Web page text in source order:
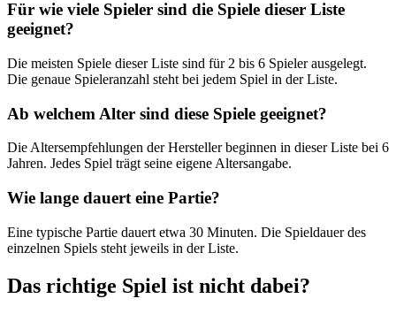
Für wie viele Spieler sind die Spiele dieser Liste
geeignet?
Die meisten Spiele dieser Liste sind für 2 bis 6 Spieler ausgelegt.
Die genaue Spieleranzahl steht bei jedem Spiel in der Liste.
Ab welchem Alter sind diese Spiele geeignet?
Die Altersempfehlungen der Hersteller beginnen in dieser Liste bei 6
Jahren. Jedes Spiel trägt seine eigene Altersangabe.
Wie lange dauert eine Partie?
Eine typische Partie dauert etwa 30 Minuten. Die Spieldauer des
einzelnen Spiels steht jeweils in der Liste.
Das richtige Spiel ist nicht dabei?